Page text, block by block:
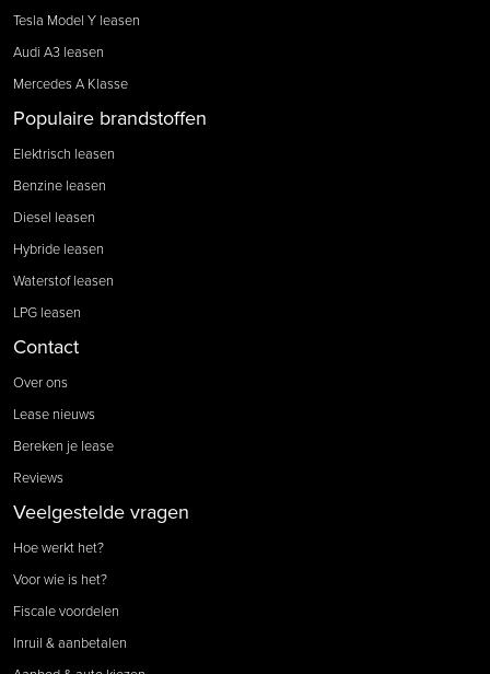
Tesla Model Y leasen
Audi A3 leasen
Mercedes A Klasse
Populaire brandstoffen
Elektrisch leasen
Benzine leasen
Diesel leasen
Hybride leasen
Waterstof leasen
LPG leasen
Contact
Over ons
Lease nieuws
Bereken je lease
Reviews
Veelgestelde vragen
Hoe werkt het?
Voor wie is het?
Fiscale voordelen
Inruil & aanbetalen